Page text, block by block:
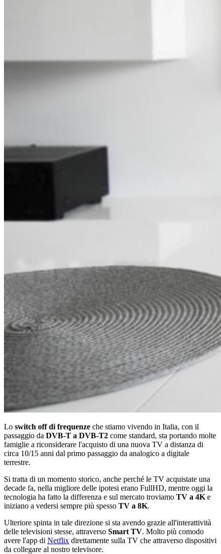
Lo switch off di frequenze che stiamo vivendo in Italia, con il
passaggio da DVB-T a DVB-T2 come standard, sta portando molte
famiglie a riconsiderare l'acquisto di una nuova TV a distanza di
circa 10/15 anni dal primo passaggio da analogico a digitale
terrestre.
Si tratta di un momento storico, anche perché le TV acquistate una
decade fa, nella migliore delle ipotesi erano FullHD, mentre oggi la
tecnologia ha fatto la differenza e sul mercato troviamo TV a 4K e
iniziano a vedersi sempre più spesso TV a 8K.
Ulteriore spinta in tale direzione si sta avendo grazie all'interattività
delle televisioni stesse, attraverso Smart TV. Molto più comodo
avere l'app di Netflix direttamente sulla TV che attraverso dispositivi
da collegare al nostro televisore.